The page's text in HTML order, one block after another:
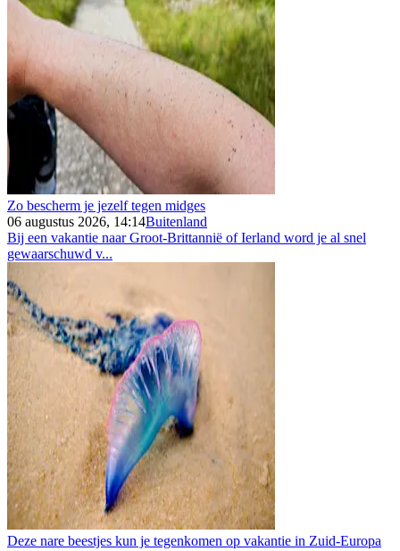
Zo bescherm je jezelf tegen midges
06 augustus 2026, 14:14Buitenland
Bij een vakantie naar Groot-Brittannië of Ierland word je al snel
gewaarschuwd v...
Deze nare beestjes kun je tegenkomen op vakantie in Zuid-Europa